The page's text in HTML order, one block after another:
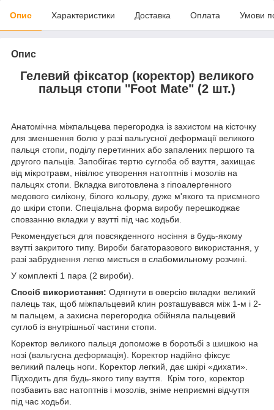
Опис Характеристики Доставка Оплата Умови
Опис
Гелевий фіксатор (коректор) великого
пальця стопи "Foot Mate" (2 шт.)
Анатомічна міжпальцева перегородка із захистом на кісточку
для зменшення болю у разі вальгусної деформації великого
пальця стопи, поділу перетинних або запалених першого та
другого пальців. Запобігає тертю суглоба об взуття, захищає
від мікротравм, нівілює утворення натоптнів і мозолів на
пальцях стопи. Вкладка виготовлена з гіпоалергенного
медового силікону, білого кольору, дуже м'якого та приємного
до шкіри стопи. Спеціальна форма виробу перешкоджає
сповзанню вкладки у взутті під час ходьби.
Рекомендується для повсякденного носіння в будь-якому
взутті закритого типу. Вироби багаторазового використання, у
разі забруднення легко миється в слабомильному розчині.
У комплекті 1 пара (2 вироби).
Спосіб використання: Одягнути в оверсію вкладки великий
палець так, щоб міжпальцевий клин розташувався між 1-м і 2-
м пальцем, а захисна перегородка обійняла пальцевий
суглоб із внутрішньої частини стопи.
Коректор великого пальця допоможе в боротьбі з шишкою на
нозі (вальгусна деформація). Коректор надійно фіксує
великий палець ноги. Коректор легкий, дає шкірі «дихати».
Підходить для будь-якого типу взуття. Крім того, коректор
позбавить вас натоптнів і мозолів, зніме неприємні відчуття
під час ходьби.